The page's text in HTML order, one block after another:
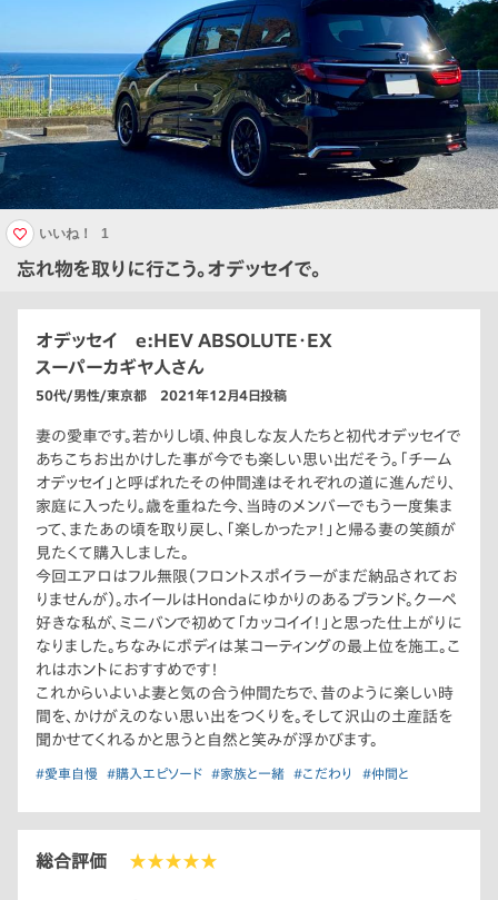
忘れ物を取りに行こう。オデッセイで。
いいね！ 1
オデッセイ e:HEV ABSOLUTE・EX
スーパーカギヤ人さん
50代/男性/東京都 2021年12月4日投稿
妻の愛車です。若かりし頃、仲良しな友人たちと初代オデッセイで
あちこちお出かけした事が今でも楽しい思い出だそう。「チーム
オデッセイ」と呼ばれたその仲間達はそれぞれの道に進んだり、
家庭に入ったり。歳を重ねた今、当時のメンバーでもう一度集ま
って、またあの頃を取り戻し、「楽しかったァ！」と帰る妻の笑顔が
見たくて購入しました。
今回エアロはフル無限（フロントスポイラーがまだ納品されてお
りませんが）。ホイールはHondaにゆかりのあるブランド。クーペ
好きな私が、ミニバンで初めて「カッコイイ！」と思った仕上がりに
なりました。ちなみにボディは某コーティングの最上位を施工。こ
れはホントにおすすめです！
これからいよいよ妻と気の合う仲間たちで、昔のように楽しい時
間を、かけがえのない思い出をつくりを。そして沢山の土産話を
聞かせてくれるかと思うと自然と笑みが浮かびます。
#愛車自慢 #購入エピソード #家族と一緒 #こだわり #仲間と
総合評価 ★★★★★